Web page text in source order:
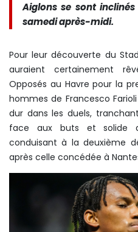
Aiglons se sont
samedi après-midi.
Pour leur découverte du
auraient certainement
Opposés au Havre pour la
hommes de Francesco
dur dans les duels,
face aux buts et solide
conduisant à la deuxième
après celle concédée à